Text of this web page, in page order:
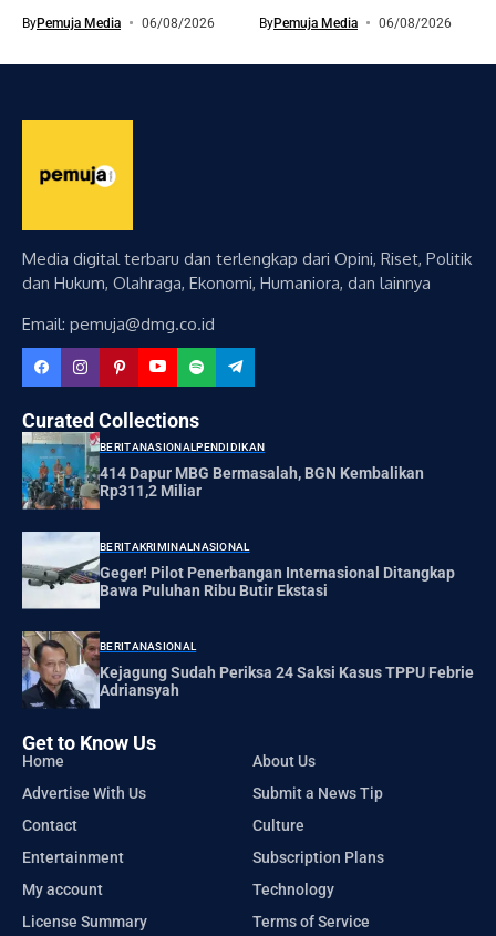
ByPemuja Media 06/08/2026 ByPemuja Media 06/08/2026
Media digital terbaru dan terlengkap dari Opini, Riset, Politik
dan Hukum, Olahraga, Ekonomi, Humaniora, dan lainnya
Email: pemuja@dmg.co.id
Curated Collections
BERITANASIONALPENDIDIKAN
414 Dapur MBG Bermasalah, BGN Kembalikan
Rp311,2 Miliar
BERITAKRIMINALNASIONAL
Geger! Pilot Penerbangan Internasional Ditangkap
Bawa Puluhan Ribu Butir Ekstasi
BERITANASIONAL
Kejagung Sudah Periksa 24 Saksi Kasus TPPU Febrie
Adriansyah
Get to Know Us
Home
About Us
Advertise With Us
Submit a News Tip
Contact
Culture
Entertainment
Subscription Plans
My account
Technology
License Summary
Terms of Service